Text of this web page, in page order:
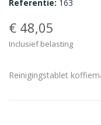
Referentie: 163
€ 48,05
Inclusief belasting
Reinigingstablet